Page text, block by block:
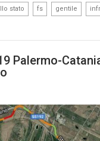
stato fs gentile
Palermo-